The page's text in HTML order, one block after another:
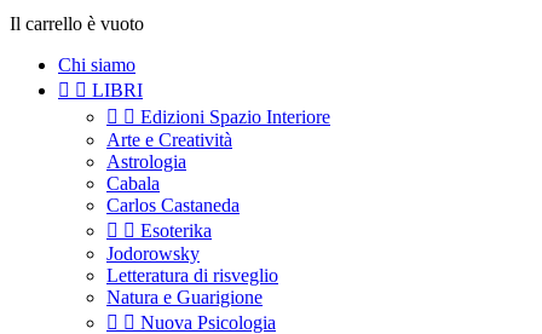
Il carrello è vuoto
Chi siamo
  LIBRI
  Edizioni Spazio Interiore
Arte e Creatività
Astrologia
Cabala
Carlos Castaneda
  Esoterika
Jodorowsky
Letteratura di risveglio
Natura e Guarigione
  Nuova Psicologia